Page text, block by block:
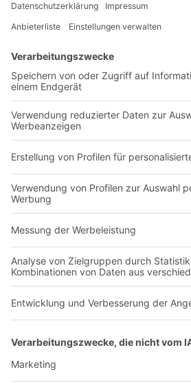
Lösungen
Intralogistiklösungen
Behältersysteme
Regalsysteme
Transportsysteme
Beratung &
Kontaktformular
Unternehmen
Standorte weltweit
Produktionsstandorte
Follow us
YOUR LIFE.